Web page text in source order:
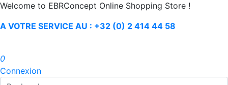
Welcome to EBRConcept Online Shopping Store !
A VOTRE SERVICE AU : +32 (0) 2 414 44 58
0
Connexion